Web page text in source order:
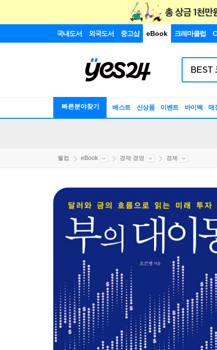
국내도서 외국도서 중고샵 eBook 크레마클럽
빠른분야찾기 베스트 신상품 이벤트 바이백 매
웰컴 eBook 경제 경영 경제